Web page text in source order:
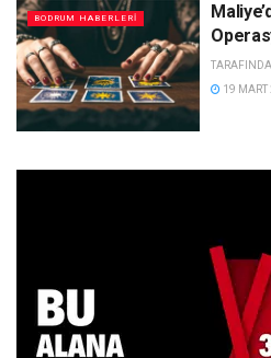
BODRUM HABERLERI
19 MART